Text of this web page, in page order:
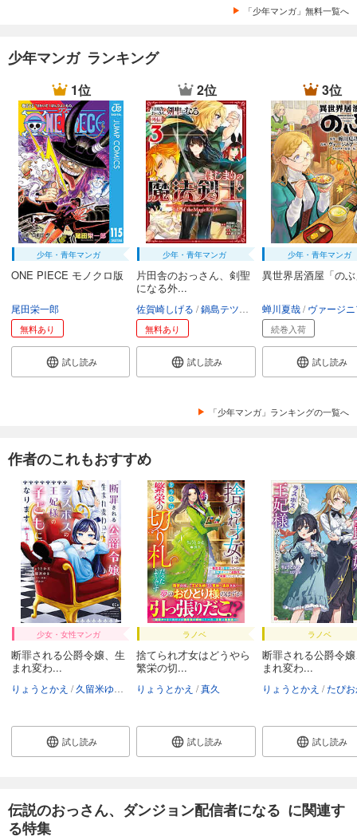
「少年マンガ」無料一覧へ
少年マンガ ランキング
1位
少年・青年マンガ
ONE PIECE モノクロ版
尾田栄一郎
無料あり
試し読み
2位
少年・青年マンガ
片田舎のおっさん、剣聖
になる外...
佐賀崎しげる 鍋島テツヒロ 空路恵 渡辺樹
無料あり
試し読み
3位
少年・青年マンガ
異世界居酒屋「の
蝉川夏哉 ヴァージニア二
続巻入荷
試し読み
「少年マンガ」ランキングの一覧へ
作者のこれもおすすめ
少女・女性マンガ
断罪される公爵令嬢、生
まれ変わ...
りょうとかえ 久留米ゆき たぴおか
試し読み
ラノベ
捨てられ才女はどうやら
繁栄の切...
りょうとかえ 真久
試し読み
ラノベ
断罪される公爵令
まれ変わ...
りょうとかえ たぴ
試し読み
伝説のおっさん、ダンジョン配信者になる に関連す
る特集